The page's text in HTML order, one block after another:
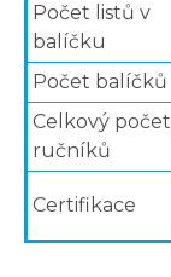
Počet listů v
balíčku
Počet balíčků
Celkový počet
ručníků
Certifikace